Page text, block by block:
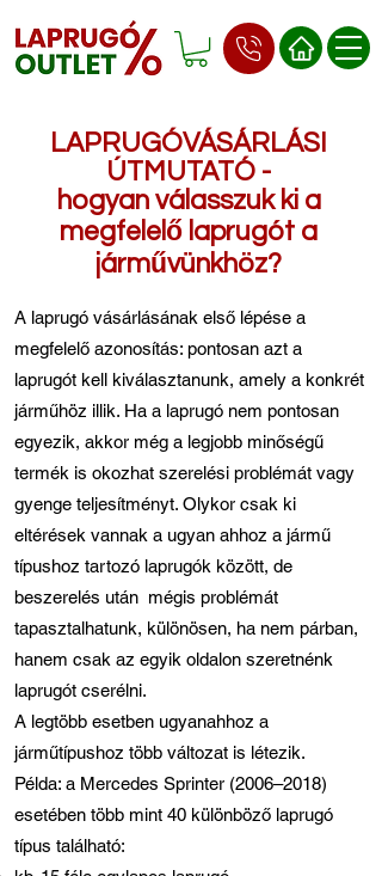
LAPRUGÓVÁSÁRLÁSI
ÚTMUTATÓ -
hogyan válasszuk ki a
megfelelő laprugót a
járművünkhöz?
A laprugó vásárlásának első lépése a
megfelelő azonosítás: pontosan azt a
laprugót kell kiválasztanunk, amely a konkrét
járműhöz illik. Ha a laprugó nem pontosan
egyezik, akkor még a legjobb minőségű
termék is okozhat szerelési problémát vagy
gyenge teljesítményt. Olykor csak ki
eltérések vannak a ugyan ahhoz a jármű
típushoz tartozó laprugók között, de
beszerelés után mégis problémát
tapasztalhatunk, különösen, ha nem párban,
hanem csak az egyik oldalon szeretnénk
laprugót cserélni.
A legtöbb esetben ugyanahhoz a
járműtípushoz több változat is létezik.
Példa: a Mercedes Sprinter (2006–2018)
esetében több mint 40 különböző laprugó
típus található: